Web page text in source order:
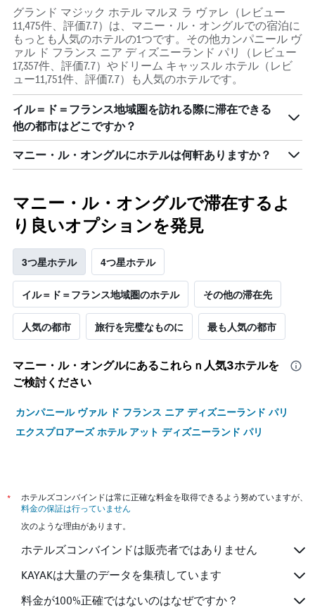
グランド マジック ホテル マルヌ ラ ヴァレ（レビュー
11,475件、評価7.7）は、マニー・ル・オングルでの宿泊に
もっとも人気のホテルの1つです。その他カンパニール ヴ
ァル ド フランス ニア ディズニーランド パリ（レビュー
17,357件、評価7.7）やドリーム キャッスル ホテル（レビ
ュー11,751件、評価7.7）も人気のホテルです。
イル＝ド＝フランス地域圏を訪れる際に滞在できる
他の都市はどこですか？
マニー・ル・オングルにホテルは何軒ありますか？
マニー・ル・オングルで滞在するよ
り良いオプションを発見
3つ星ホテル 4つ星ホテル
イル＝ド＝フランス地域圏のホテル その他の滞在先
人気の都市 旅行を完璧なものに 最も人気の都市
マニー・ル・オングル​にあるこれらｎ人気3ホテルを
ご検討ください
カンパニール ヴァル ド フランス ニア ディズニーランド パリ
エクスプロアーズ ホテル アット ディズニーランド パリ
*
ホテルズコンバインドは常に正確な料金を取得できるよう努めていますが、
料金の保証は行っていません
次のような理由があります。
ホテルズコンバインドは販売者ではありません
KAYAKは大量のデータを集積しています
料金が100%正確ではないのはなぜですか？